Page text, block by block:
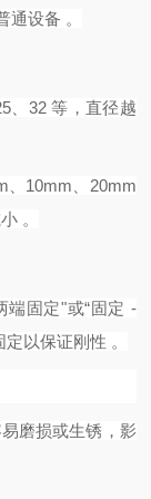
设备 。‌
、32 等，直径越
、10mm、20mm
。‌‌‌
端固定"或“固定 -
以保证刚性 。‌‌‌
磨损或生锈，影